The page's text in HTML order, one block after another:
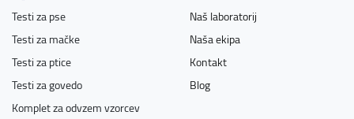
Testi za pse
Testi za mačke
Testi za ptice
Testi za govedo
Komplet za odvzem vzorcev
Naš laboratorij
Naša ekipa
Kontakt
Blog